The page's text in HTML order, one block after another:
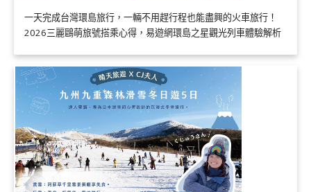
一天完成台灣環島旅行，一輛不用趕行程也能盡興的火車旅行！
2026三麗鷗萌旅號搭乘心得，易遊網環島之星觀光列車體驗解析